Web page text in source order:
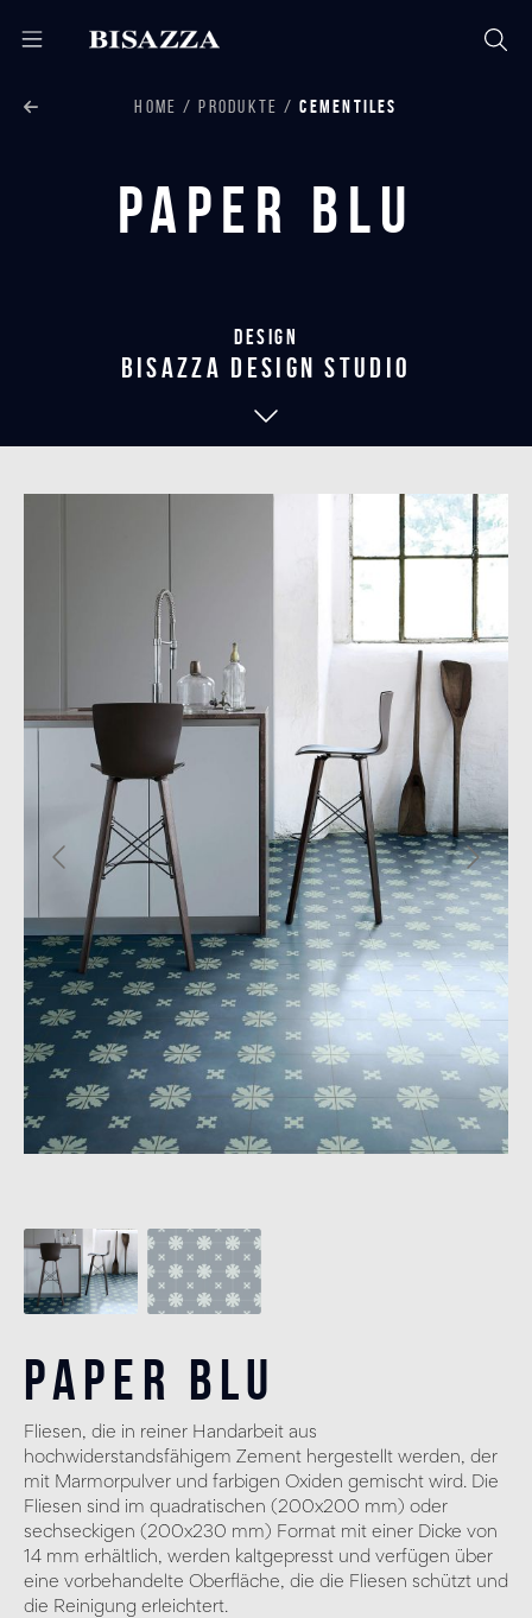
HOME PRODUKTE CEMENTILES
Paper Blu
Design
bisazza design studio
Paper Blu
Fliesen, die in reiner Handarbeit aus
hochwiderstandsfähigem Zement hergestellt werden, der
mit Marmorpulver und farbigen Oxiden gemischt wird. Die
Fliesen sind im quadratischen (200x200 mm) oder
sechseckigen (200x230 mm) Format mit einer Dicke von
14 mm erhältlich, werden kaltgepresst und verfügen über
eine vorbehandelte Oberfläche, die die Fliesen schützt und
die Reinigung erleichtert.